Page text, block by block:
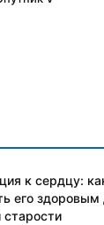
к сердцу:
его здоровым
старости